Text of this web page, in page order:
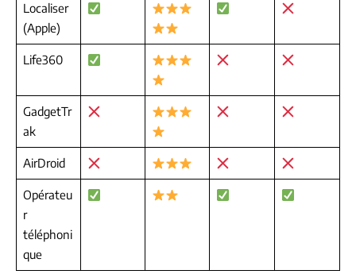
Localiser
(Apple)
Life360
GadgetTr
ak
AirDroid
Opérateu
r
téléphoni
que